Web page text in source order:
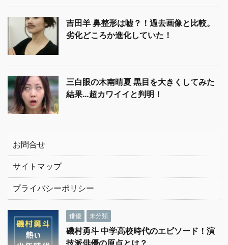
吉田羊 鼻整形は嘘？！過去画像と比較。
劣化どころか進化していた！
三白眼の木南晴夏 黒目を大きくしてみた
結果…超カワイイと判明！
お問合せ
サイトマップ
プライバシーポリシー
俳優 未分類
磯村勇斗 中学高校時代のエピソード！演